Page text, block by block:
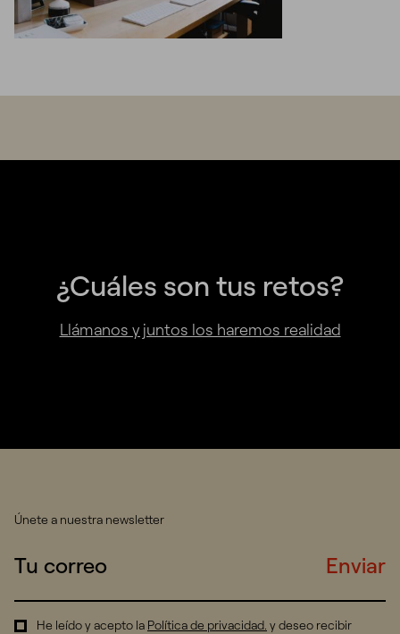
¿Cuáles son tus retos?
Llámanos y juntos los haremos realidad
Únete a nuestra newsletter
Enviar
He leído y acepto la Política de privacidad. y deseo recibir